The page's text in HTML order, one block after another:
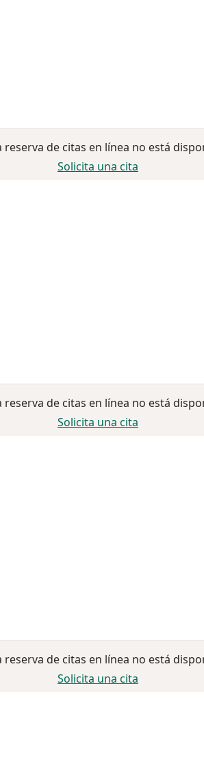
reserva de citas en línea no está
Solicita una cita
reserva de citas en línea no está
Solicita una cita
reserva de citas en línea no está
Solicita una cita